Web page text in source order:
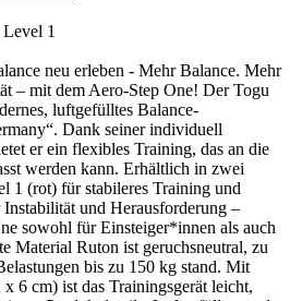
1
neu erleben - Mehr Balance. Mehr
– mit dem Aero-Step One! Der Togu
luftgefülltes Balance-
Dank seiner individuell
er ein flexibles Training, das an die
werden kann. Erhältlich in zwei
1 (rot) für stabileres Training und
und Herausforderung –
sowohl für Einsteiger*innen als auch
Material Ruton ist geruchsneutral, zu
bis zu 150 kg stand. Mit
6 cm) ist das Trainingsgerät leicht,